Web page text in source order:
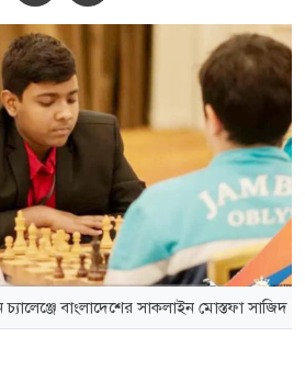
বাংলাদেশের সাকলাইন মোস্তফা সাজিদ